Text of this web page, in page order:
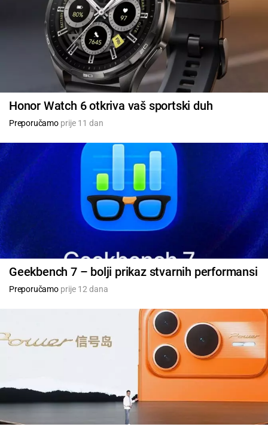
Honor Watch 6 otkriva vaš sportski duh
Preporučamoprije 11 dan
Geekbench 7 – bolji prikaz stvarnih performansi
Preporučamoprije 12 dana